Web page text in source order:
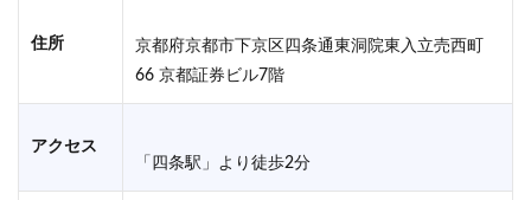
住所
京都府京都市下京区四条通東洞院東入立売西町
66 京都証券ビル7階
アクセス
「四条駅」より徒歩2分